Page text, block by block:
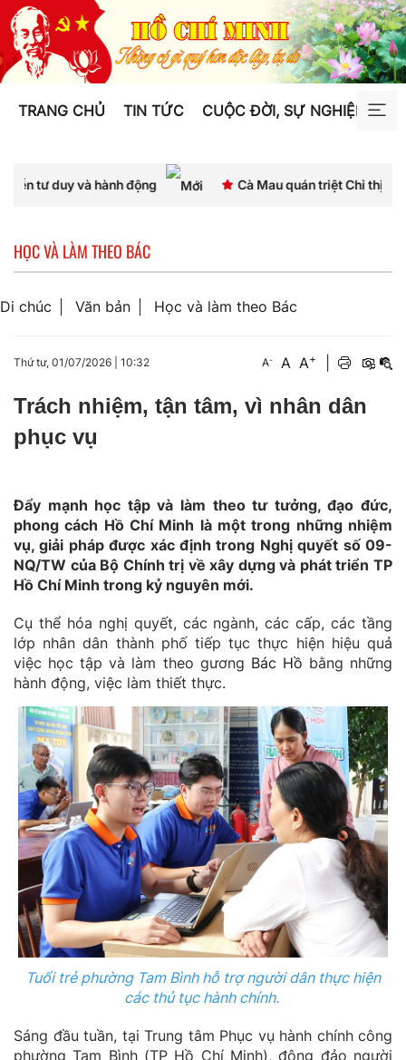
TRANG CHỦ TIN TỨC CUỘC ĐỜI, SỰ NGHIỆP TƯ
và hành động Cà Mau quán triệt Chỉ thị số 07, thống
HỌC VÀ LÀM THEO BÁC
Di chúc Văn bản Học và làm theo Bác
Thứ tư, 01/07/2026 10:32 A- A A+
Trách nhiệm, tận tâm, vì nhân dân
phục vụ
Đẩy mạnh học tập và làm theo tư tưởng, đạo đức,
phong cách Hồ Chí Minh là một trong những nhiệm
vụ, giải pháp được xác định trong Nghị quyết số 09-
NQ/TW của Bộ Chính trị về xây dựng và phát triển TP
Hồ Chí Minh trong kỷ nguyên mới.
Cụ thể hóa nghị quyết, các ngành, các cấp, các tầng
lớp nhân dân thành phố tiếp tục thực hiện hiệu quả
việc học tập và làm theo gương Bác Hồ bằng những
hành động, việc làm thiết thực.
Tuổi trẻ phường Tam Bình hỗ trợ người dân thực hiện
các thủ tục hành chính.
Sáng đầu tuần, tại Trung tâm Phục vụ hành chính công
phường Tam Bình (TP Hồ Chí Minh), đông đảo người